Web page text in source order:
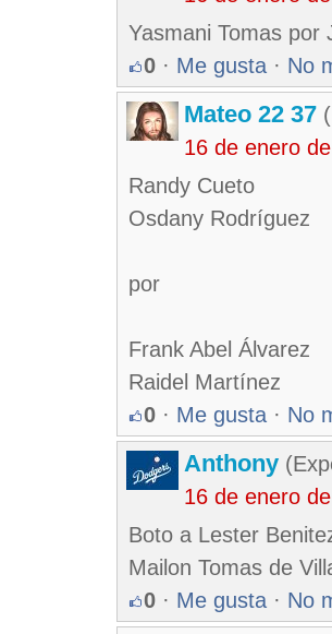
Yasmani Tomas por
0 · Me gusta · No
Mateo 22 37
16 de enero
Randy Cueto
Osdany Rodríguez
por
Frank Abel Álvarez
Raidel Martínez
0 · Me gusta · No
Anthony
16 de enero
Boto a Lester
Mailon Tomas de
0 · Me gusta · No